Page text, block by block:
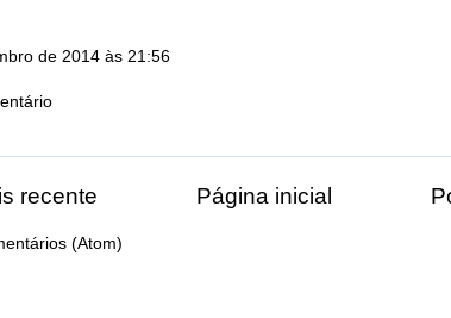
de 2014 às 21:56
recente Página inicial
(Atom)